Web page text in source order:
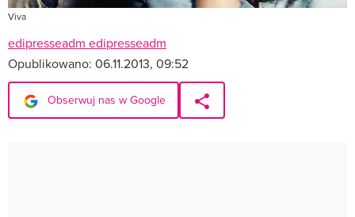
Viva
edipresseadm edipresseadm
Opublikowano: 06.11.2013, 09:52
Obserwuj nas w Google